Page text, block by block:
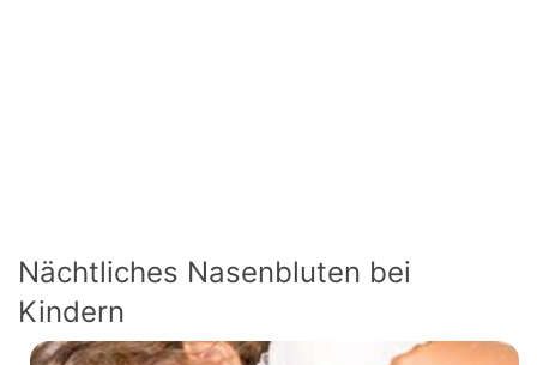
Nächtliches Nasenbluten bei
Kindern